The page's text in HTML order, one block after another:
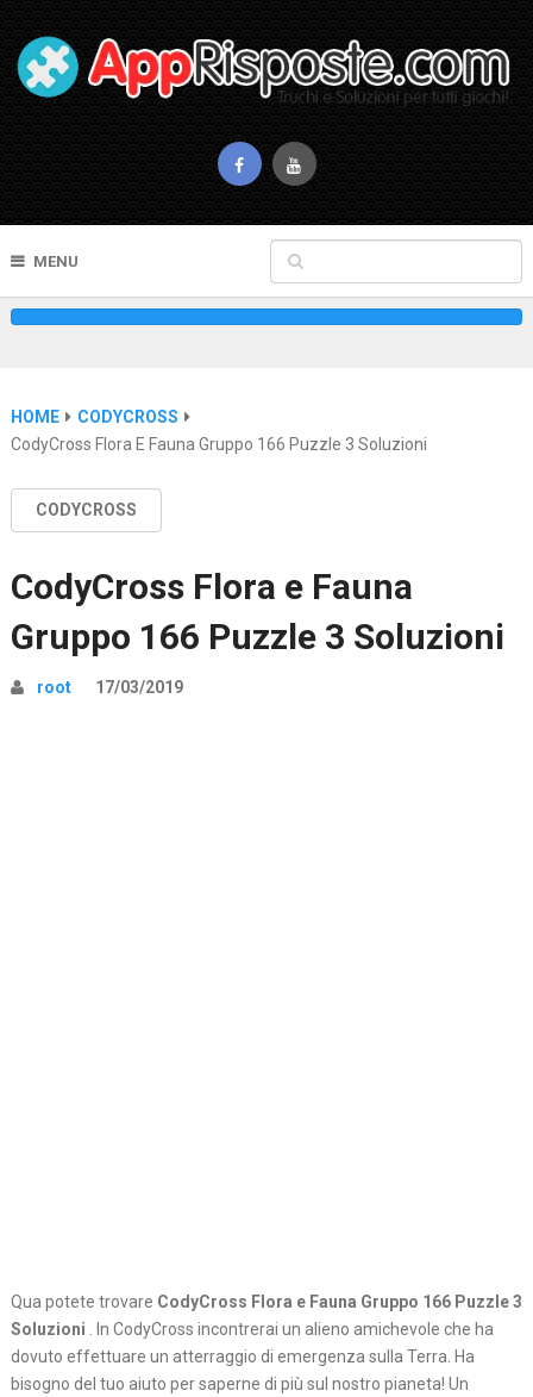
MENU
HOME
CODYCROSS
CodyCross Flora E Fauna Gruppo 166 Puzzle 3 Soluzioni
CODYCROSS
CodyCross Flora e Fauna
Gruppo 166 Puzzle 3 Soluzioni
root 17/03/2019
Qua potete trovare CodyCross Flora e Fauna Gruppo 166 Puzzle 3
Soluzioni . In CodyCross incontrerai un alieno amichevole che ha
dovuto effettuare un atterraggio di emergenza sulla Terra. Ha
bisogno del tuo aiuto per saperne di più sul nostro pianeta! Un